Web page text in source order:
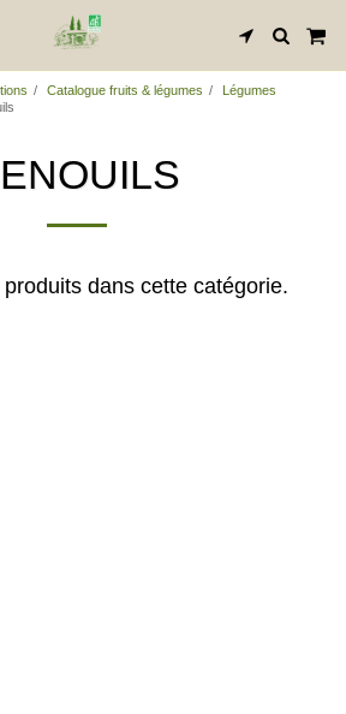
Catalogue fruits & légumes
Légumes
dans cette catégorie.